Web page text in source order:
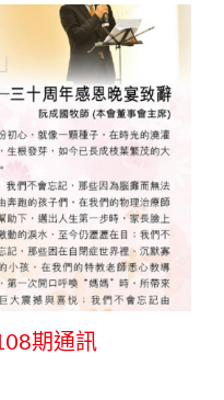
期通訊